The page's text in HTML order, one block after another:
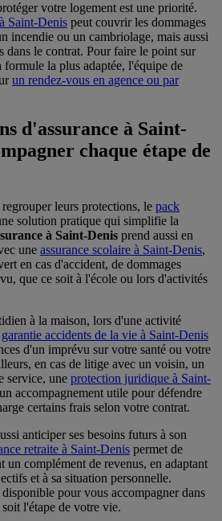
votre logement est une priorité.
Saint-Denis peut couvrir les dommages
incendie ou un cambriolage, mais aussi
dans le contrat. Pour faire le point sur
la plus adaptée, l'équipe de
un rendez-vous en agence ou par
d'assurance à Saint-
chaque étape de
leurs protections, le pack
solution pratique qui simplifie la
à Saint-Denis prend aussi en
une assurance scolaire à Saint-Denis,
en cas d'accident, de dommages
que ce soit à l'école ou lors d'activités
à la maison, lors d'une activité
garantie accidents de la vie à Saint-Denis
d'un imprévu sur votre santé ou votre
en cas de litige avec un voisin, un
service, une protection juridique à Saint-
accompagnement utile pour défendre
certains frais selon votre contrat.
anticiper ses besoins futurs à son
retraite à Saint-Denis permet de
un complément de revenus, en adaptant
et à sa situation personnelle.
pour vous accompagner dans
l'étape de votre vie.